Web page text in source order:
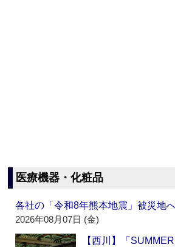
医療機器・化粧品
各社の「令和8年熊本地震」被災地
2026年08月07日 (金)
【西川】「